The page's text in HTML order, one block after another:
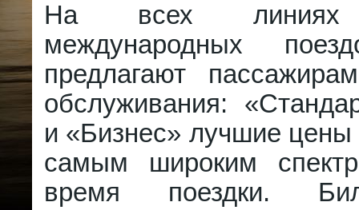
На всех линиях
международных
предлагают
обслуживания:
и «Бизнес» лучшие цены
самым широким
время поездки.